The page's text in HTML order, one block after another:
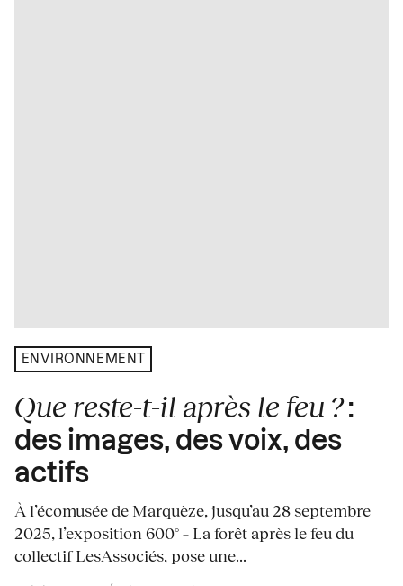
ENVIRONNEMENT
Que reste-t-il après le feu ?:
des images, des voix, des
actifs
À l’écomusée de Marquèze, jusqu’au 28 septembre
2025, l’exposition 600° – La forêt après le feu du
collectif LesAssociés, pose une...